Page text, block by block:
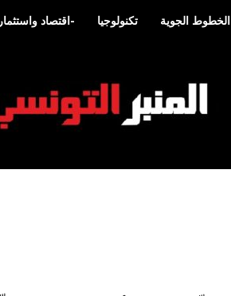
-اقتصاد واستثمار تكنولوجيا الخطوط الجوية